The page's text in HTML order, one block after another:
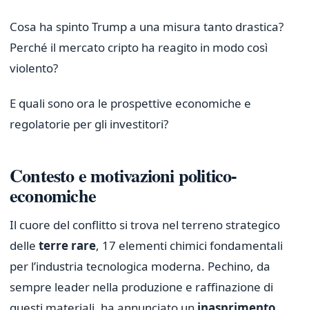
Cosa ha spinto Trump a una misura tanto drastica?
Perché il mercato cripto ha reagito in modo così
violento?
E quali sono ora le prospettive economiche e
regolatorie per gli investitori?
Contesto e motivazioni politico-
economiche
Il cuore del conflitto si trova nel terreno strategico
delle terre rare, 17 elementi chimici fondamentali
per l’industria tecnologica moderna. Pechino, da
sempre leader nella produzione e raffinazione di